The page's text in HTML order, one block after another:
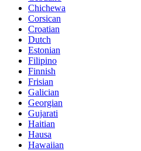
Chichewa
Corsican
Croatian
Dutch
Estonian
Filipino
Finnish
Frisian
Galician
Georgian
Gujarati
Haitian
Hausa
Hawaiian